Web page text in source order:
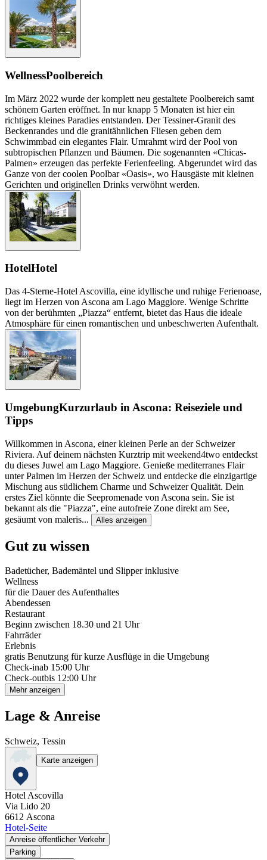
WellnessPoolbereich
Im März 2022 wurde der komplett neu gestaltete Poolbereich samt
schönem Garten eröffnet. In nur knapp 5 Monaten ist hier ein
richtiges kleines Paradies entstanden. Der Tessiner-Granit des
Beckenrandes und die granitähnlichen Fliesen geben dem
Schwimmbad ein elegantes Flair. Umrahmt wird der Pool von
subtropischen Pflanzen und Bäumen. Die sogenannten «Chicas-
Palmen» erzeugen das perfekte Ferienfeeling. Abgerundet wird das
Ganze von der coolen Poolbar «Oasis», wo Hausgäste mit kleinen
Gerichten und originellen Drinks verwöhnt werden.
HotelHotel
Das 4-Sterne-Hotel Ascovilla, eine idyllische und ruhige Ferienoase,
liegt im Herzen von Ascona am Lago Maggiore. Wenige Schritte
von der berühmten „Piazza“ entfernt, bietet das Haus die ideale
Atmosphäre für einen romantischen und unbeschwerten Aufenthalt.
UmgebungKurzurlaub in Ascona: Reiseziele und
Tipps
Willkommen in Ascona, einer kleinen Perle an der Schweizer
Riviera. Auf deinem nächsten Kurztrip mit weekend4two entdeckst
du dieses Juwel am Lago Maggiore. Genieße mediterranes Flair
unter Palmen im Herzen der Schweiz und entdecke die einzigartige
Mischung aus südlichem Charme und Schweizer Qualität. Dein
erstes Ziel könnte die Seepromenade von Ascona sein. Sie ist
bekannt als die "Piazza", eine autofreie Zone direkt am See,
gesäumt von maleris... Alles anzeigen
Gut zu wissen
Badetücher, Bademäntel und Slipper inklusive
Wellness
für die Dauer des Aufenthaltes
Abendessen
Restaurant
Beginn zwischen 18.30 und 21 Uhr
Fahrräder
Erlebnis
gratis Benutzung für kurze Ausflüge in die Umgebung
Check-inab 15:00 Uhr
Check-outbis 12:00 Uhr
Mehr anzeigen
Lage & Anreise
Schweiz, Tessin
Karte anzeigen
Hotel Ascovilla
Via Lido 20
6612 Ascona
Hotel-Seite
Anreise öffentlicher Verkehr
Parking